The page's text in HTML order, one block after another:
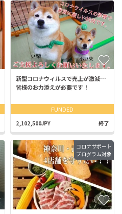
新型コロナウィルスで売上が激減…
皆様のお力添えが必要です！
FUNDED
2,102,500JPY 終了
コロナサポート
プログラム対象